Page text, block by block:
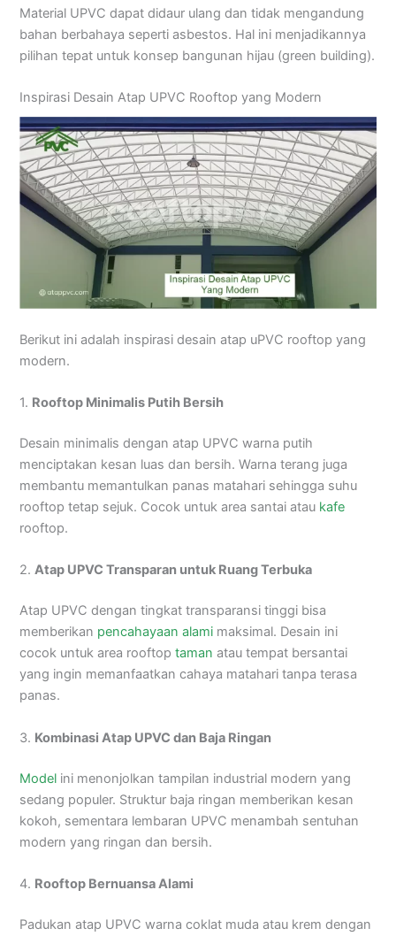
Material UPVC dapat didaur ulang dan tidak mengandung
bahan berbahaya seperti asbestos. Hal ini menjadikannya
pilihan tepat untuk konsep bangunan hijau (green building).
Inspirasi Desain Atap UPVC Rooftop yang Modern
Berikut ini adalah inspirasi desain atap uPVC rooftop yang
modern.
1. Rooftop Minimalis Putih Bersih
Desain minimalis dengan atap UPVC warna putih
menciptakan kesan luas dan bersih. Warna terang juga
membantu memantulkan panas matahari sehingga suhu
rooftop tetap sejuk. Cocok untuk area santai atau kafe
rooftop.
2.Atap UPVC Transparan untuk Ruang Terbuka
Atap UPVC dengan tingkat transparansi tinggi bisa
memberikan pencahayaan alami maksimal. Desain ini
cocok untuk area rooftoptaman atau tempat bersantai
yang ingin memanfaatkan cahaya matahari tanpa terasa
panas.
3. Kombinasi Atap UPVC dan Baja Ringan
Model ini menonjolkan tampilan industrial modern yang
sedang populer. Struktur baja ringan memberikan kesan
kokoh, sementara lembaran UPVC menambah sentuhan
modern yang ringan dan bersih.
4. Rooftop Bernuansa Alami
Padukan atap UPVC warna coklat muda atau krem dengan